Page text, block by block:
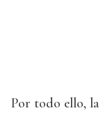
Por todo ello,